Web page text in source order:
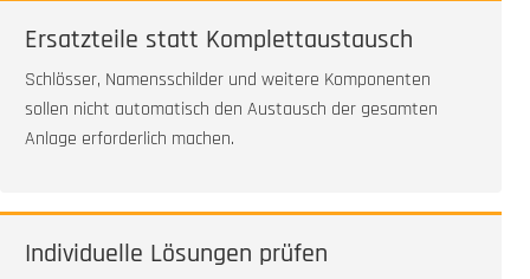
Ersatzteile statt Komplettaustausch
Schlösser, Namensschilder und weitere Komponenten
sollen nicht automatisch den Austausch der gesamten
Anlage erforderlich machen.
Individuelle Lösungen prüfen